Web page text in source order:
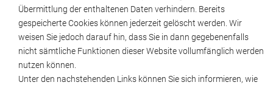
Übermittlung der enthaltenen Daten verhindern. Bereits
gespeicherte Cookies können jederzeit gelöscht werden. Wir
weisen Sie jedoch darauf hin, dass Sie in dann gegebenenfalls
nicht sämtliche Funktionen dieser Website vollumfänglich werden
nutzen können.
Unter den nachstehenden Links können Sie sich informieren, wie